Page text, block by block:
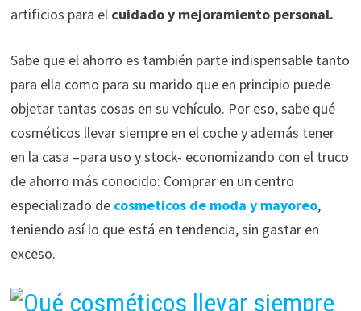
artificios para el cuidado y mejoramiento personal.
Sabe que el ahorro es también parte indispensable tanto
para ella como para su marido que en principio puede
objetar tantas cosas en su vehículo. Por eso, sabe qué
cosméticos llevar siempre en el coche y además tener
en la casa –para uso y stock- economizando con el truco
de ahorro más conocido: Comprar en un centro
especializado de cosmeticos de moda y mayoreo,
teniendo así lo que está en tendencia, sin gastar en
exceso.